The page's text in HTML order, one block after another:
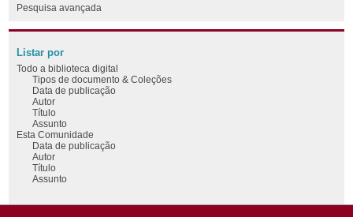
Pesquisa avançada
Listar por
Todo a biblioteca digital
Tipos de documento & Coleções
Data de publicação
Autor
Título
Assunto
Esta Comunidade
Data de publicação
Autor
Título
Assunto